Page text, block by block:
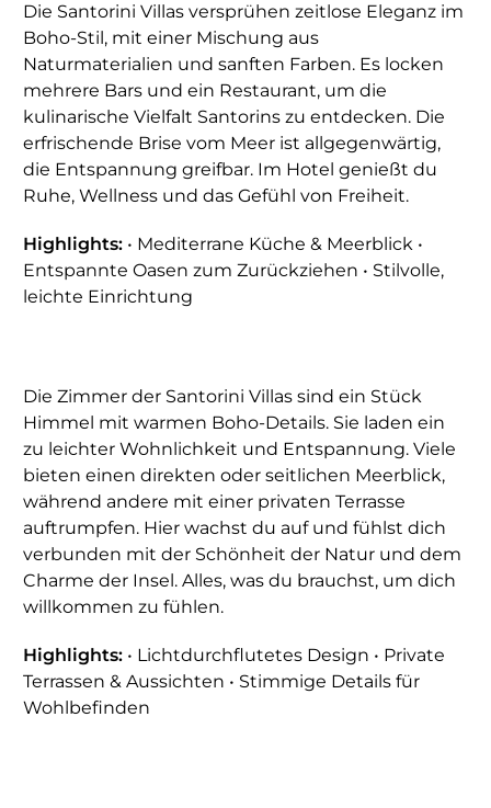
Die Santorini Villas versprühen zeitlose Eleganz im
Boho-Stil, mit einer Mischung aus
Naturmaterialien und sanften Farben. Es locken
mehrere Bars und ein Restaurant, um die
kulinarische Vielfalt Santorins zu entdecken. Die
erfrischende Brise vom Meer ist allgegenwärtig,
die Entspannung greifbar. Im Hotel genießt du
Ruhe, Wellness und das Gefühl von Freiheit.
Highlights: • Mediterrane Küche & Meerblick •
Entspannte Oasen zum Zurückziehen • Stilvolle,
leichte Einrichtung
Die Zimmer der Santorini Villas sind ein Stück
Himmel mit warmen Boho-Details. Sie laden ein
zu leichter Wohnlichkeit und Entspannung. Viele
bieten einen direkten oder seitlichen Meerblick,
während andere mit einer privaten Terrasse
auftrumpfen. Hier wachst du auf und fühlst dich
verbunden mit der Schönheit der Natur und dem
Charme der Insel. Alles, was du brauchst, um dich
willkommen zu fühlen.
Highlights: • Lichtdurchflutetes Design • Private
Terrassen & Aussichten • Stimmige Details für
Wohlbefinden